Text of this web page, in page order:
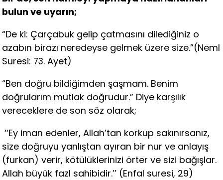
bulun ve uyarın;
“De ki: Çarçabuk gelip çatmasını dilediğiniz o
azabın birazı neredeyse gelmek üzere size.”(Neml
Suresi: 73. Ayet)
“Ben doğru bildiğimden şaşmam. Benim
doğrularım mutlak doğrudur.” Diye karşılık
vereceklere de son söz olarak;
‘‘Ey iman edenler, Allah’tan korkup sakınırsanız,
size doğruyu yanlıştan ayıran bir nur ve anlayış
(furkan) verir, kötülüklerinizi örter ve sizi bağışlar.
Allah büyük fazl sahibidir.’’ (Enfal suresi, 29)